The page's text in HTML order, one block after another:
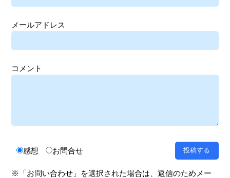
メールアドレス
コメント
感想 お問合せ
※「お問い合わせ」を選択された場合は、返信のためメー